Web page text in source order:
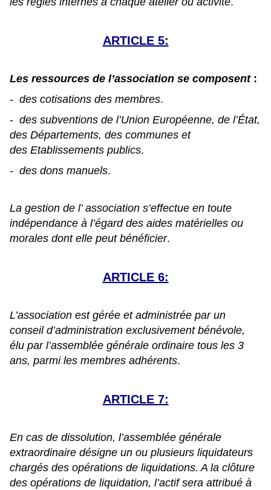
ARTICLE 5:
Les ressources de l’association se composent:
- des cotisations des membres.
- des subventions de l’Union Européenne, de l’État,
des Départements, des communes et
des Etablissements publics.
- des dons manuels.
La gestion de l’ association s’effectue en toute
indépendance à l’égard des aides matérielles ou
morales dont elle peut bénéficier.
ARTICLE 6:
L’association est gérée et administrée par un
conseil d’administration exclusivement bénévole,
élu par l’assemblée générale ordinaire tous les 3
ans, parmi les membres adhérents.
ARTICLE 7:
En cas de dissolution, l’assemblée générale
extraordinaire désigne un ou plusieurs liquidateurs
chargés des opérations de liquidations. A la clôture
des opérations de liquidation, l’actif sera attribué à